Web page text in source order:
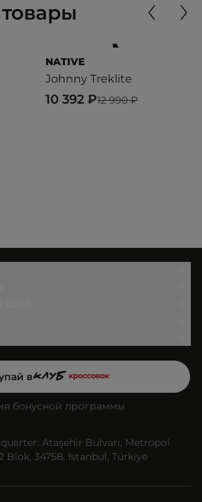
NATIVE
Johnny Treklite
12 990 ₽
10 392 ₽
в
бонусной программы
Ataşehir Bulvarı, Metropol
Blok, 34758, İstanbul, Türkiye